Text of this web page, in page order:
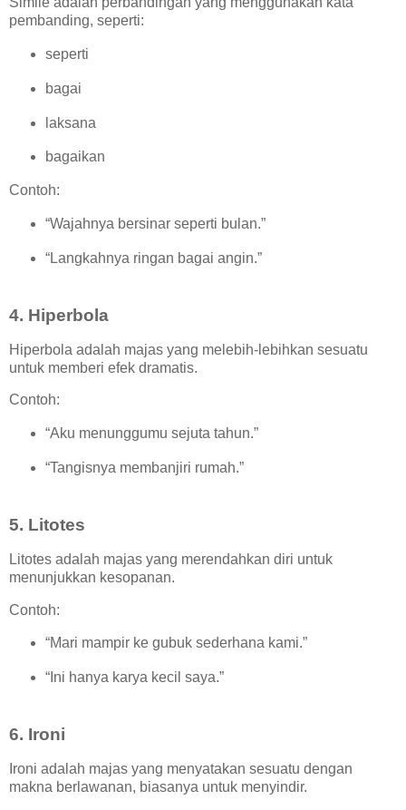
pembanding, seperti:
seperti
bagai
laksana
bagaikan
Contoh:
“Wajahnya bersinar seperti bulan.”
“Langkahnya ringan bagai angin.”
4. Hiperbola
Hiperbola adalah majas yang melebih-lebihkan sesuatu
untuk memberi efek dramatis.
Contoh:
“Aku menunggumu sejuta tahun.”
“Tangisnya membanjiri rumah.”
5. Litotes
Litotes adalah majas yang merendahkan diri untuk
menunjukkan kesopanan.
Contoh:
“Mari mampir ke gubuk sederhana kami.”
“Ini hanya karya kecil saya.”
6. Ironi
Ironi adalah majas yang menyatakan sesuatu dengan
makna berlawanan, biasanya untuk menyindir.